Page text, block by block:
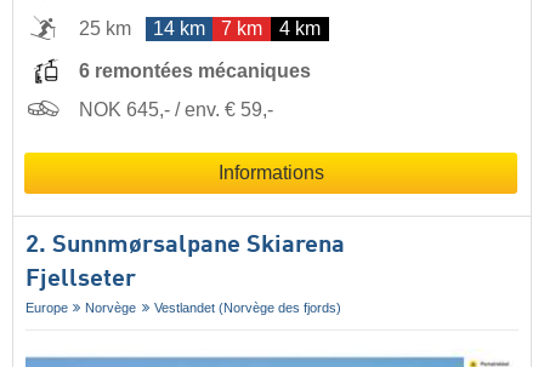
25 km
14 km 7 km 4 km
6 remontées mécaniques
NOK 645,- / env. € 59,-
Informations
2. Sunnmørsalpane Skiarena
Fjellseter
Europe Norvège Vestlandet (Norvège des fjords)